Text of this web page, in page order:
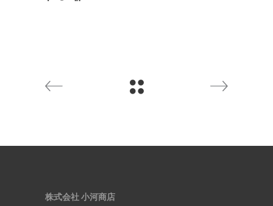
株式会社 小河商店